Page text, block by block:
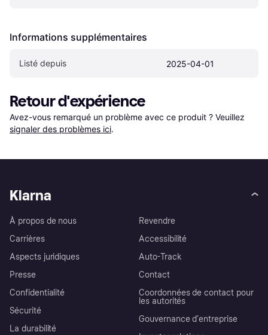
Informations supplémentaires
Listé depuis 2025-04-01
Retour d'expérience
Avez-vous remarqué un problème avec ce produit ? Veuillez
signaler des problèmes ici.
Klarna
À propos de nous
Carrières
Aspects juridiques
Presse
Confidentialité
Sécurité
La durabilité
Revendre
Accessibilité
Auto-Track
Contact
Coordonnées de contact pour
les autorités
Gouvernance d’entreprise